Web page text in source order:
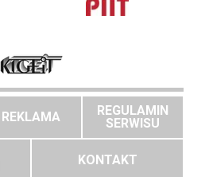
REKLAMA
REGULAMIN
SERWISU
KONTAKT